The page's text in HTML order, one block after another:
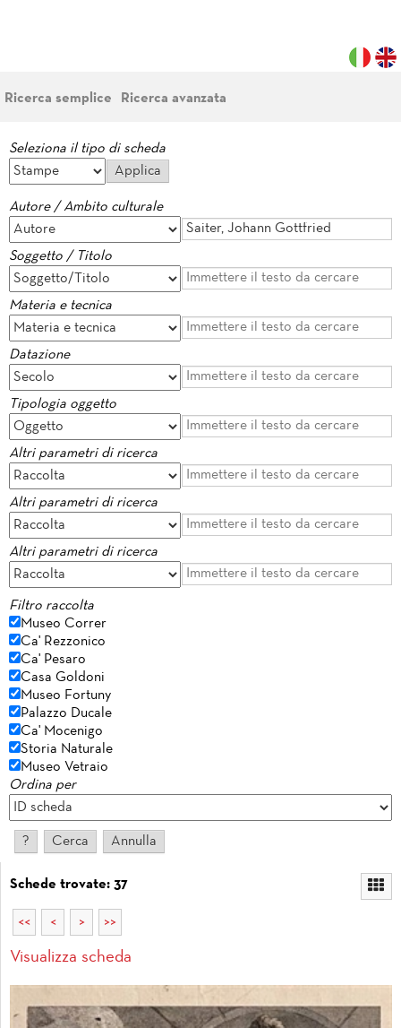
Ricerca semplice Ricerca avanzata
Seleziona il tipo di scheda
Autore / Ambito culturale
Soggetto / Titolo
Materia e tecnica
Datazione
Tipologia oggetto
Altri parametri di ricerca
Altri parametri di ricerca
Altri parametri di ricerca
Filtro raccolta
Museo Correr
Ca' Rezzonico
Ca' Pesaro
Casa Goldoni
Museo Fortuny
Palazzo Ducale
Ca' Mocenigo
Storia Naturale
Museo Vetraio
Ordina per
Schede trovate: 37
<< < > >>
Visualizza scheda